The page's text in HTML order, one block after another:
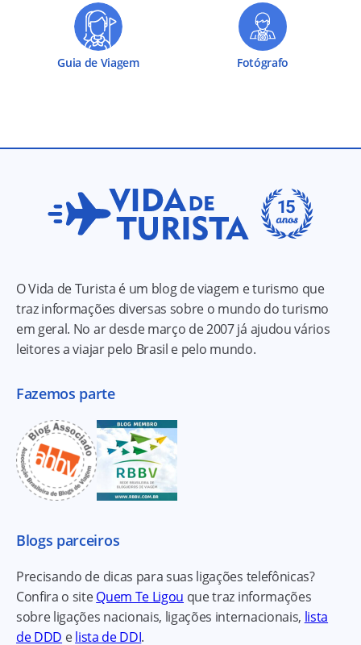
Guia de Viagem Fotógrafo
O Vida de Turista é um blog de viagem e turismo que
traz informações diversas sobre o mundo do turismo
em geral. No ar desde março de 2007 já ajudou vários
leitores a viajar pelo Brasil e pelo mundo.
Fazemos parte
Blogs parceiros
Precisando de dicas para suas ligações telefônicas?
Confira o siteQuem Te Ligou que traz informações
sobre ligações nacionais, ligações internacionais, lista
de DDD elista de DDI.